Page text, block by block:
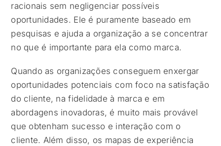
racionais sem negligenciar possíveis
oportunidades. Ele é puramente baseado em
pesquisas e ajuda a organização a se concentrar
no que é importante para ela como marca.
Quando as organizações conseguem enxergar
oportunidades potenciais com foco na satisfação
do cliente, na fidelidade à marca e em
abordagens inovadoras, é muito mais provável
que obtenham sucesso e interação com o
cliente. Além disso, os mapas de experiência